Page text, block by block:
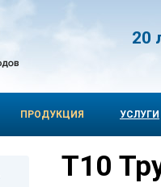
20
ПРОДУКЦИЯ УСЛУГИ
T10